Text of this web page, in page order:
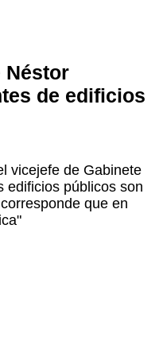
Néstor
de edificios
vicejefe de Gabinete
edificios públicos son
que en